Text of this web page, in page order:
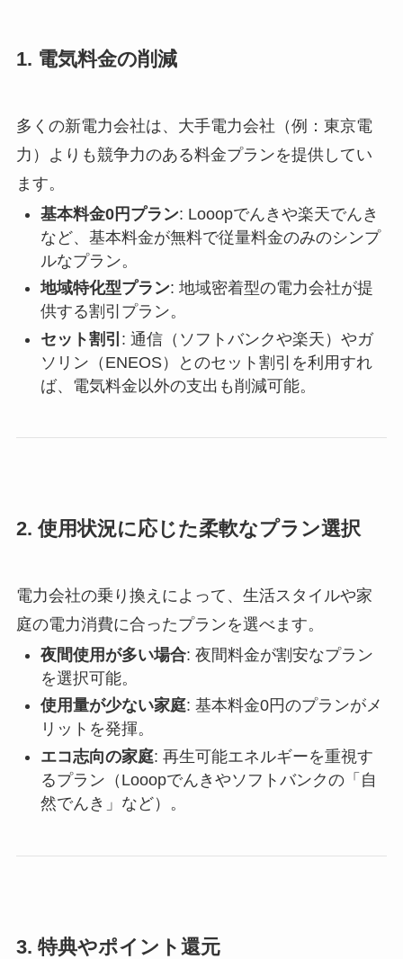
1. 電気料金の削減
多くの新電力会社は、大手電力会社（例：東京電
力）よりも競争力のある料金プランを提供してい
ます。
基本料金0円プラン: Looopでんきや楽天でんき
など、基本料金が無料で従量料金のみのシンプ
ルなプラン。
地域特化型プラン: 地域密着型の電力会社が提
供する割引プラン。
セット割引 : 通信（ソフトバンクや楽天）やガ
ソリン（ENEOS）とのセット割引を利用すれ
ば、電気料金以外の支出も削減可能。
2. 使用状況に応じた柔軟なプラン選択
電力会社の乗り換えによって、生活スタイルや家
庭の電力消費に合ったプランを選べます。
夜間使用が多い場合: 夜間料金が割安なプラン
を選択可能。
使用量が少ない家庭: 基本料金0円のプランがメ
リットを発揮。
エコ志向の家庭: 再生可能エネルギーを重視す
るプラン（Looopでんきやソフトバンクの「自
然でんき」など）。
3. 特典やポイント還元